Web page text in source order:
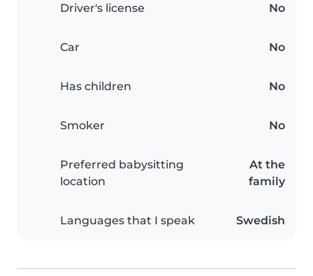
Driver's license No
Car No
Has children No
Smoker No
Preferred babysitting
location
At the
family
Languages that I speak Swedish